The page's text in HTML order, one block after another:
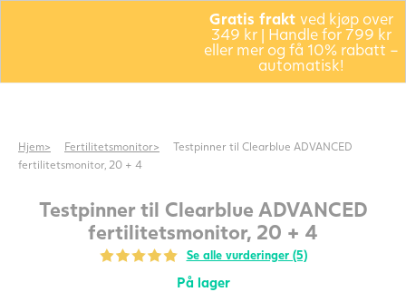
Gratis fraktved kjøp over
349 kr | Handle for 799 kr
eller mer og få 10% rabatt –
automatisk!
Hjem Fertilitetsmonitor
Testpinner til Clearblue ADVANCED
fertilitetsmonitor, 20 + 4
Testpinner til Clearblue ADVANCED
fertilitetsmonitor, 20 + 4
Se alle vurderinger (5)
På lager